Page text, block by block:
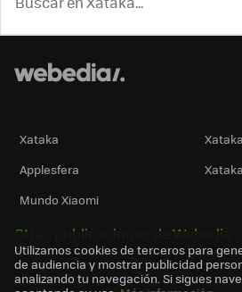
Xataka
Applesfera
Mundo Xiaomi
Otras publicaciones de Webedia
Utilizamos cookies de terceros para
de audiencia y mostrar publicidad
analizando tu navegación. Si sigues